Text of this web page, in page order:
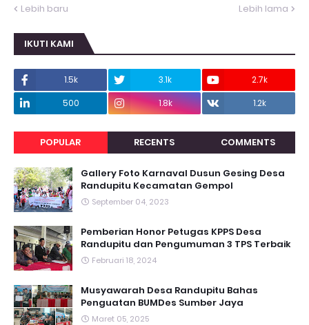
Lebih baru Lebih lama
IKUTI KAMI
1.5k 3.1k
2.7k
500
1.8k 1.2k
POPULAR RECENTS COMMENTS
Gallery Foto Karnaval Dusun Gesing Desa
Randupitu Kecamatan Gempol
September 04, 2023
Pemberian Honor Petugas KPPS Desa
Randupitu dan Pengumuman 3 TPS Terbaik
Februari 18, 2024
Musyawarah Desa Randupitu Bahas
Penguatan BUMDes Sumber Jaya
Maret 05, 2025